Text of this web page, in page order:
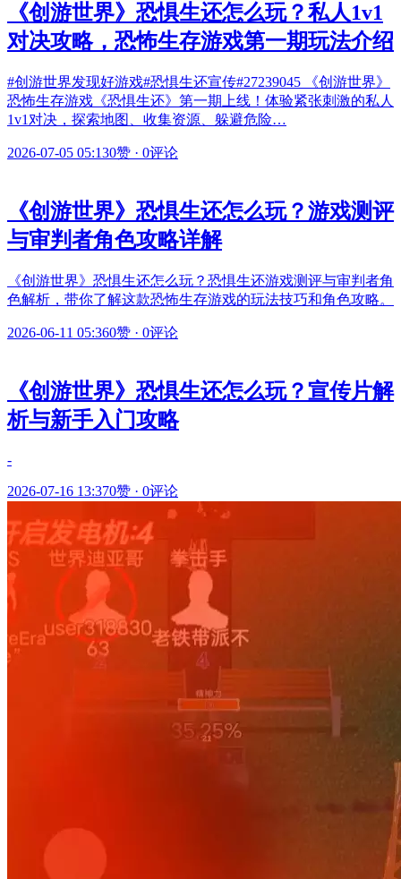
《创游世界》恐惧生还怎么玩？私人1v1
对决攻略，恐怖生存游戏第一期玩法介绍
#创游世界发现好游戏#恐惧生还宣传#27239045 《创游世界》
恐怖生存游戏《恐惧生还》第一期上线！体验紧张刺激的私人
1v1对决，探索地图、收集资源、躲避危险…
2026-07-05 05:130赞 · 0评论
《创游世界》恐惧生还怎么玩？游戏测评
与审判者角色攻略详解
《创游世界》恐惧生还怎么玩？恐惧生还游戏测评与审判者角
色解析，带你了解这款恐怖生存游戏的玩法技巧和角色攻略。
2026-06-11 05:360赞 · 0评论
《创游世界》恐惧生还怎么玩？宣传片解
析与新手入门攻略
-
2026-07-16 13:370赞 · 0评论